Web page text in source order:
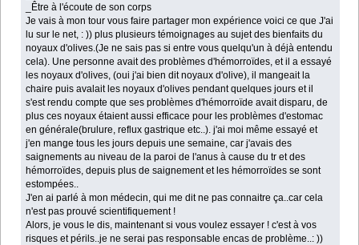
_Être à l'écoute de son corps
Je vais à mon tour vous faire partager mon expérience voici ce que J'ai
lu sur le net, : )) plus plusieurs témoignages au sujet des bienfaits du
noyaux d'olives.(Je ne sais pas si entre vous quelqu'un à déjà entendu
cela). Une personne avait des problèmes d'hémorroïdes, et il a essayé
les noyaux d'olives, (oui j'ai bien dit noyaux d'olive), il mangeait la
chaire puis avalait les noyaux d'olives pendant quelques jours et il
s'est rendu compte que ses problèmes d'hémorroïde avait disparu, de
plus ces noyaux étaient aussi efficace pour les problèmes d'estomac
en générale(brulure, reflux gastrique etc..). j'ai moi même essayé et
j'en mange tous les jours depuis une semaine, car j'avais des
saignements au niveau de la paroi de l'anus à cause du tr et des
hémorroïdes, depuis plus de saignement et les hémorroïdes se sont
estompées..
J'en ai parlé à mon médecin, qui me dit ne pas connaitre ça..car cela
n'est pas prouvé scientifiquement !
Alors, je vous le dis, maintenant si vous voulez essayer ! c'est à vos
risques et périls..je ne serai pas responsable encas de problème..: ))